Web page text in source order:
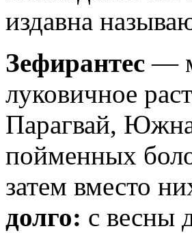
издавна
Зефирантес—
луковичное
Парагвай,
пойменных
затем вместо
долго: с весны